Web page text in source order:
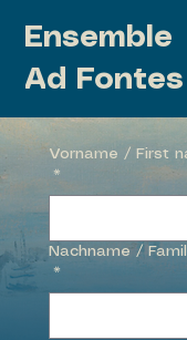
Ensemble
Ad Fontes
Vorname / First
*
Nachname /
*